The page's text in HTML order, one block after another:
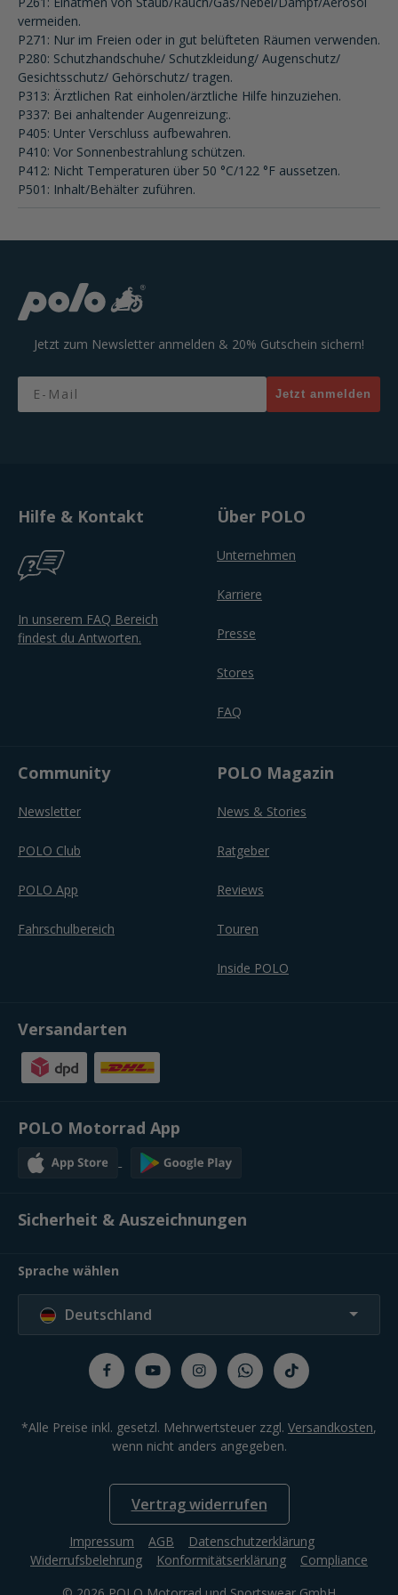
vermeiden.
P271: Nur im Freien oder in gut belüfteten Räumen verwenden.
P280: Schutzhandschuhe/ Schutzkleidung/ Augenschutz/
Gesichtsschutz/ Gehörschutz/ tragen.
P313: Ärztlichen Rat einholen/ärztliche Hilfe hinzuziehen.
P337: Bei anhaltender Augenreizung:.
P405: Unter Verschluss aufbewahren.
P410: Vor Sonnenbestrahlung schützen.
P412: Nicht Temperaturen über 50 °C/122 °F aussetzen.
P501: Inhalt/Behälter zuführen.
Jetzt zum Newsletter anmelden & 20% Gutschein sichern!
Email
Jetzt anmelden
Hilfe & Kontakt
In unserem FAQ Bereich
findest du Antworten.
Über POLO
Unternehmen
Karriere
Presse
Stores
FAQ
Community
Newsletter
POLO Club
POLO App
Fahrschulbereich
POLO Magazin
News & Stories
Ratgeber
Reviews
Touren
Inside POLO
Versandarten
POLO Motorrad App
Sicherheit & Auszeichnungen
Sprache wählen
Deutschland
*Alle Preise inkl. gesetzl. Mehrwertsteuer zzgl. Versandkosten,
wenn nicht anders angegeben.
Vertrag widerrufen
Impressum AGB
Datenschutzerklärung
Widerrufsbelehrung
Konformitätserklärung Compliance